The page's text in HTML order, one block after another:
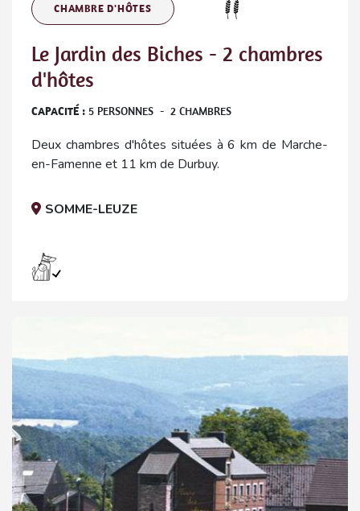
CHAMBRE D'HÔTES
Le Jardin des Biches - 2 chambres
d'hôtes
CAPACITÉ : 5 PERSONNES - 2 CHAMBRES
Deux chambres d'hôtes situées à 6 km de Marche-
en-Famenne et 11 km de Durbuy.
SOMME-LEUZE